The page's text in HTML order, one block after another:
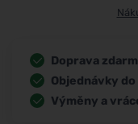
Doprava
Objednávky
Výměny a